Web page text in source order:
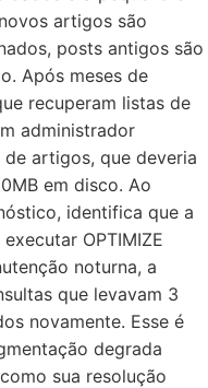
artigos são
posts antigos são
Após meses de
recuperam listas de
administrador
artigos, que deveria
em disco. Ao
identifica que a
OPTIMIZE
noturna, a
que levavam 3
novamente. Esse é
degrada
sua resolução